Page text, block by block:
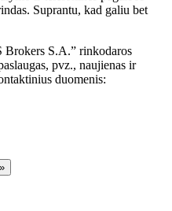
Suprantu, kad galiu bet
S.A.” rinkodaros
pvz., naujienas ir
duomenis: